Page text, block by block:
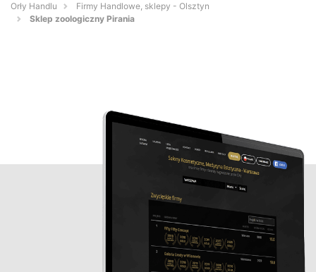
Orły Handlu
Firmy Handlowe, sklepy - Olsztyn
Sklep zoologiczny Pirania